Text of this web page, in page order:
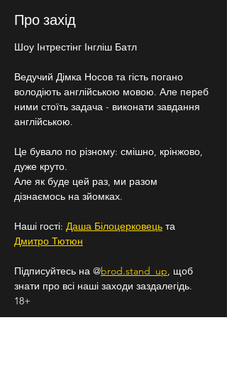
Про захід
Шоу Інтрестінг Інгліш Батл
Ведучий Дімка Носов та гість погано
володіють англійською мовою. Але переб
ними стоїть задача - виконати завдання
англійською.
Це бувало по різному: смішно, крінжово,
дуже круто.
Але як буде цей раз, ми разом
дізнаємось на зйомках.
Наші гості: Даша Білоцерковець та
Дмитро Тютюн
Підписуйтесь на @brod.stand_up, щоб
знати про всі наші заходи заздалегідь.
18+